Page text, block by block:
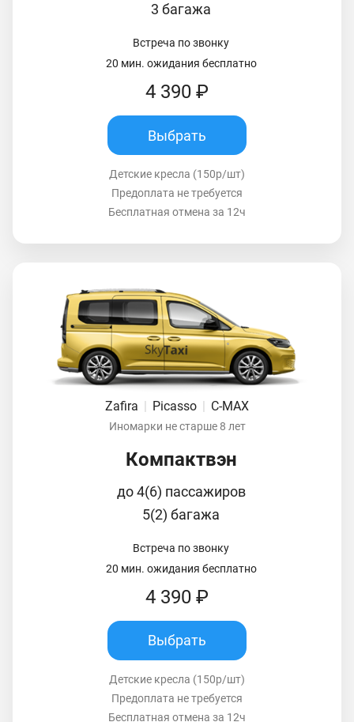
3 багажа
Встреча по звонку
20 мин. ожидания бесплатно
4 390 ₽
Выбрать
Детские кресла (150р/шт)
Предоплата не требуется
Бесплатная отмена за 12ч
Zafira | Picasso | C-MAX
Иномарки не старше 8 лет
Компактвэн
до 4(6) пассажиров
5(2) багажа
Встреча по звонку
20 мин. ожидания бесплатно
4 390 ₽
Выбрать
Детские кресла (150р/шт)
Предоплата не требуется
Бесплатная отмена за 12ч